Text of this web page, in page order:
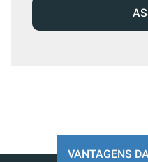
VANTAGENS